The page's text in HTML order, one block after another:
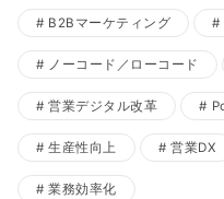
B2Bマーケティング
ノーコード／ローコード
営業デジタル改革
生産性向上 営業DX
業務効率化